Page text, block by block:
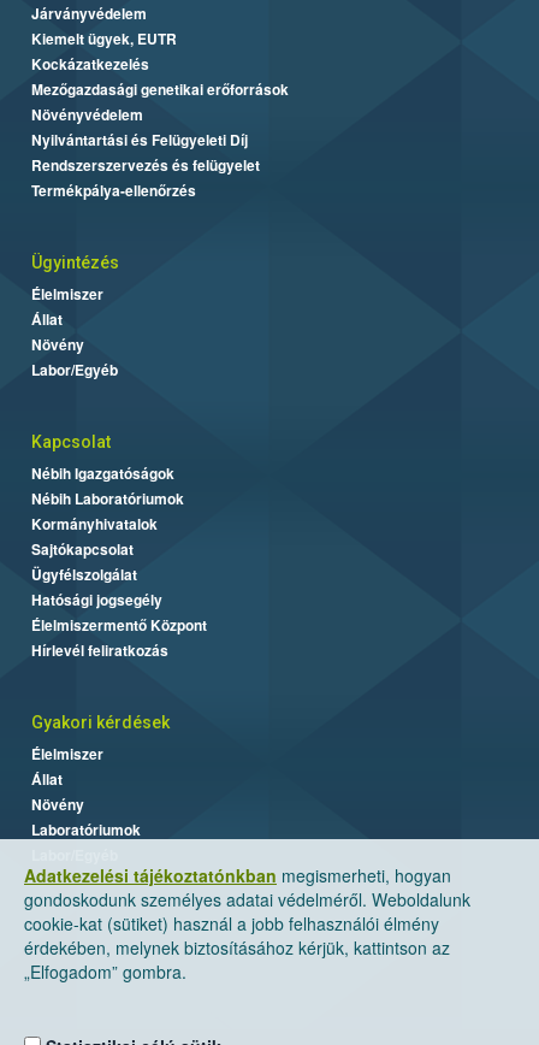
Adatkezelési tájékoztatónkban megismerheti, hogyan
gondoskodunk személyes adatai védelméről. Weboldalunk
cookie-kat (sütiket) használ a jobb felhasználói élmény
érdekében, melynek biztosításához kérjük, kattintson az
„Elfogadom” gombra.
Járványvédelem
Kiemelt ügyek, EUTR
Kockázatkezelés
Mezőgazdasági genetikai erőforrások
Növényvédelem
Nyilvántartási és Felügyeleti Díj
Rendszerszervezés és felügyelet
Termékpálya-ellenőrzés
Ügyintézés
Élelmiszer
Állat
Növény
Labor/Egyéb
Kapcsolat
Nébih Igazgatóságok
Nébih Laboratóriumok
Kormányhivatalok
Sajtókapcsolat
Ügyfélszolgálat
Hatósági jogsegély
Élelmiszermentő Központ
Hírlevél feliratkozás
Gyakori kérdések
Élelmiszer
Állat
Növény
Laboratóriumok